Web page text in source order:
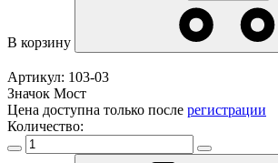
В корзину
Артикул: 103-03
Значок Мост
Цена доступна только после регистрации
Количество: